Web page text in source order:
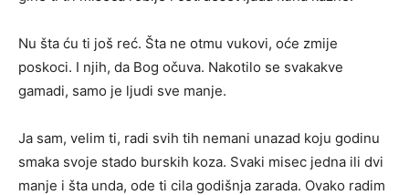
Nu šta ću ti još reć. Šta ne otmu vukovi, oće zmije
poskoci. I njih, da Bog očuva. Nakotilo se svakakve
gamadi, samo je ljudi sve manje.
Ja sam, velim ti, radi svih tih nemani unazad koju godinu
smaka svoje stado burskih koza. Svaki misec jedna ili dvi
manje i šta unda, ode ti cila godišnja zarada. Ovako radim